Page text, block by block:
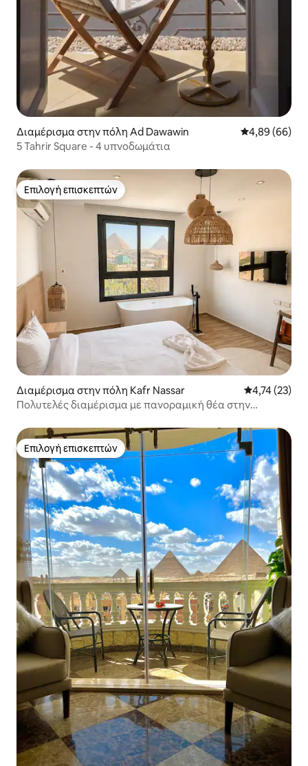
Διαμέρισμα στην πόλη Ad Dawawin Μέση
4,89 (66)
5 Tahrir Square - 4 υπνοδωμάτια
Επιλογή επισκεπτών
Επιλογή επισκεπτών
Διαμέρισμα στην πόλη Kafr Nassar Μέση
4,74 (23)
Πολυτελές διαμέρισμα με πανοραμική θέα στην
Επιλογή επισκεπτών
Επιλογή επισκεπτών